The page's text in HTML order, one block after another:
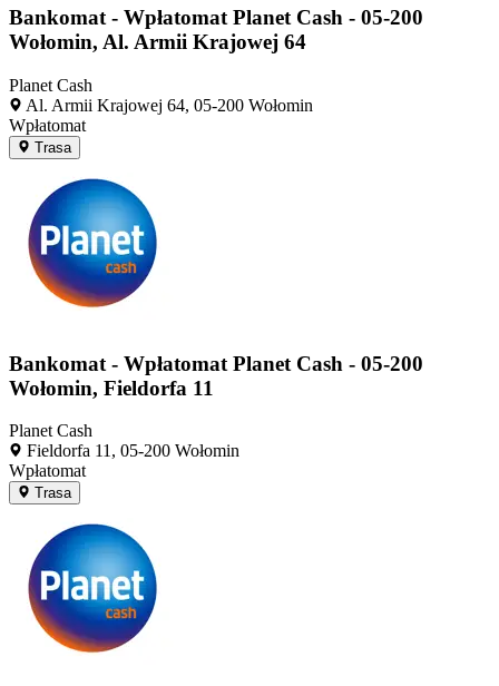
Bankomat - Wpłatomat Planet Cash - 05-200
Wołomin, Al. Armii Krajowej 64
Planet Cash
Al. Armii Krajowej 64, 05-200 Wołomin
Wpłatomat
Trasa
Bankomat - Wpłatomat Planet Cash - 05-200
Wołomin, Fieldorfa 11
Planet Cash
Fieldorfa 11, 05-200 Wołomin
Wpłatomat
Trasa